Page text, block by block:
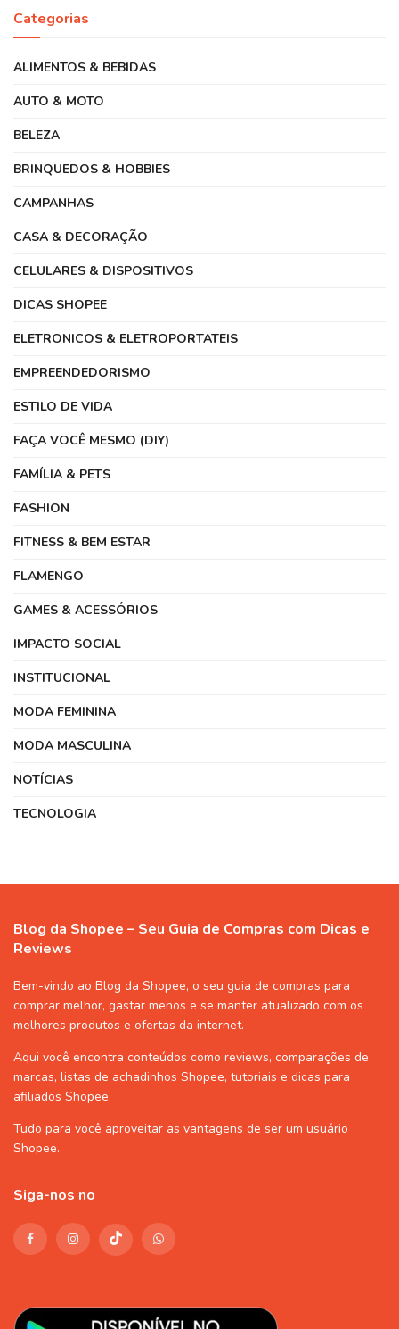
Categorias
ALIMENTOS & BEBIDAS
AUTO & MOTO
BELEZA
BRINQUEDOS & HOBBIES
CAMPANHAS
CASA & DECORAÇÃO
CELULARES & DISPOSITIVOS
DICAS SHOPEE
ELETRONICOS & ELETROPORTATEIS
EMPREENDEDORISMO
ESTILO DE VIDA
FAÇA VOCÊ MESMO (DIY)
FAMÍLIA & PETS
FASHION
FITNESS & BEM ESTAR
FLAMENGO
GAMES & ACESSÓRIOS
IMPACTO SOCIAL
INSTITUCIONAL
MODA FEMININA
MODA MASCULINA
NOTÍCIAS
TECNOLOGIA
Blog da Shopee – Seu Guia de Compras com Dicas e
Reviews
Bem-vindo ao Blog da Shopee, o seu guia de compras para
comprar melhor, gastar menos e se manter atualizado com os
melhores produtos e ofertas da internet.
Aqui você encontra conteúdos como reviews, comparações de
marcas, listas de achadinhos Shopee, tutoriais e dicas para
afiliados Shopee.
Tudo para você aproveitar as vantagens de ser um usuário
Shopee.
Siga-nos no